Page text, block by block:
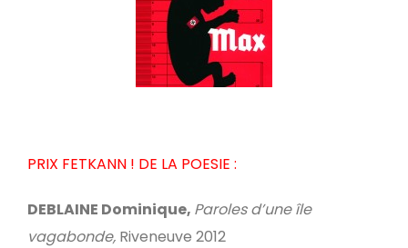
PRIX FETKANN ! DE LA POESIE :
DEBLAINE Dominique, Paroles d’une île
vagabonde, Riveneuve 2012